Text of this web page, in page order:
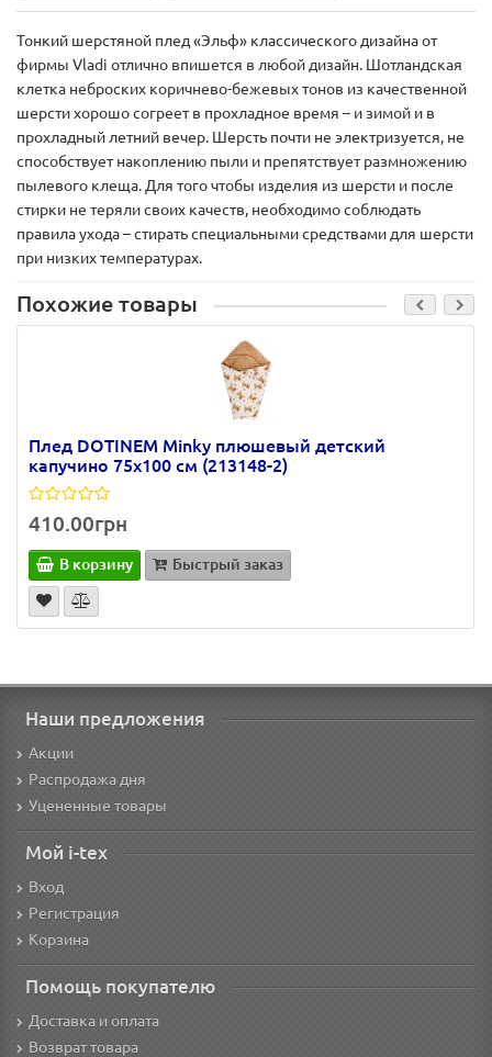
Тонкий шерстяной плед «Эльф» классического дизайна от
фирмы Vladi отлично впишется в любой дизайн. Шотландская
клетка неброских коричнево-бежевых тонов из качественной
шерсти хорошо согреет в прохладное время – и зимой и в
прохладный летний вечер. Шерсть почти не электризуется, не
способствует накоплению пыли и препятствует размножению
пылевого клеща. Для того чтобы изделия из шерсти и после
стирки не теряли своих качеств, необходимо соблюдать
правила ухода – стирать специальными средствами для шерсти
при низких температурах.
Похожие товары
Плед DOTINEM Minky плюшевый детский
капучино 75х100 см (213148-2)
410.00грн
В корзину Быстрый заказ
Наши предложения
Акции
Распродажа дня
Уцененные товары
Мой i-tex
Вход
Регистрация
Корзина
Помощь покупателю
Доставка и оплата
Возврат товара